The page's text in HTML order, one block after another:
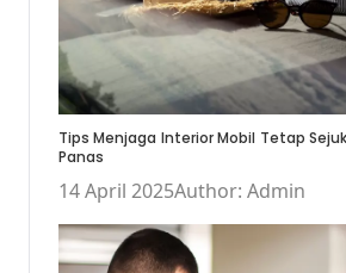
Tips Menjaga Interior Mobil Tetap
Panas
14 April 2025Author: Admin